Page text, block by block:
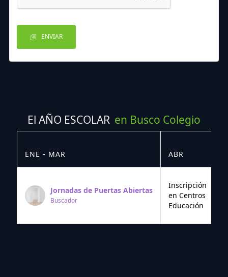
ENVIAR
El AÑO ESCOLAR en Busco Colegio
ENE - MAR ABR
Jornadas de Puertas Abiertas
Buscador
Inscripción
en Centros
Educación